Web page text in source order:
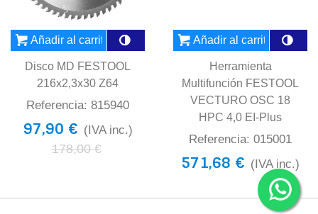
Añadir al carrito
Disco MD FESTOOL
216x2,3x30 Z64
Referencia: 815940
97,90 € (IVA inc.)
178,00 €
Añadir al carrito
Herramienta
Multifunción FESTOOL
VECTURO OSC 18
HPC 4,0 EI-Plus
Referencia: 015001
571,68 € (IVA inc.)